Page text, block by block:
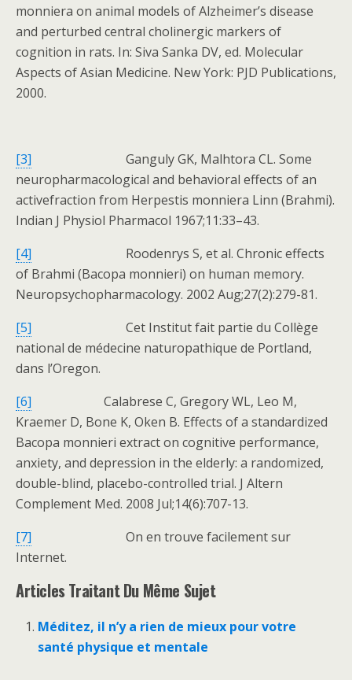
monniera on animal models of Alzheimer’s disease
and perturbed central cholinergic markers of
cognition in rats. In: Siva Sanka DV, ed. Molecular
Aspects of Asian Medicine. New York: PJD Publications,
2000.
[3] Ganguly GK, Malhtora CL. Some
neuropharmacological and behavioral effects of an
activefraction from Herpestis monniera Linn (Brahmi).
Indian J Physiol Pharmacol 1967;11:33–43.
[4] Roodenrys S, et al. Chronic effects
of Brahmi (Bacopa monnieri) on human memory.
Neuropsychopharmacology. 2002 Aug;27(2):279-81.
[5] Cet Institut fait partie du Collège
national de médecine naturopathique de Portland,
dans l’Oregon.
[6] Calabrese C, Gregory WL, Leo M,
Kraemer D, Bone K, Oken B. Effects of a standardized
Bacopa monnieri extract on cognitive performance,
anxiety, and depression in the elderly: a randomized,
double-blind, placebo-controlled trial. J Altern
Complement Med. 2008 Jul;14(6):707-13.
[7] On en trouve facilement sur
Internet.
Articles Traitant Du Même Sujet
Méditez, il n’y a rien de mieux pour votre
santé physique et mentale